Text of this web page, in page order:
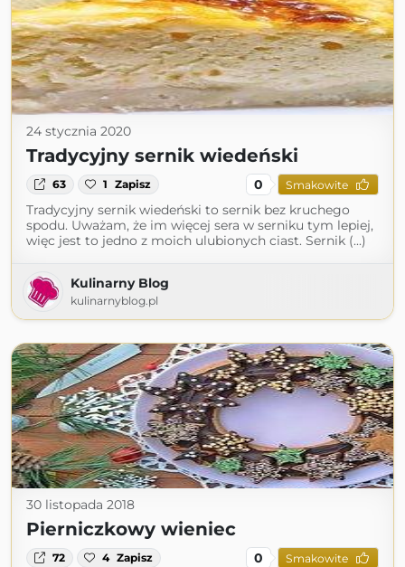
24 stycznia 2020
Tradycyjny sernik wiedeński
63 1 Zapisz 0 Smakowite
Tradycyjny sernik wiedeński to sernik bez kruchego
spodu. Uważam, że im więcej sera w serniku tym lepiej,
więc jest to jedno z moich ulubionych ciast. Sernik (...)
Kulinarny Blog
kulinarnyblog.pl
30 listopada 2018
Pierniczkowy wieniec
72 4 Zapisz 0 Smakowite